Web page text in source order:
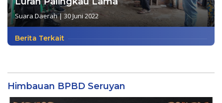
Suara Daerah| 30 Juni 2022
Berita Terkait
Himbauan BPBD Seruyan